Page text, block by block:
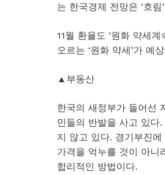
는 한국경제 전망은 ‘흐림
11월 환율도 ‘원화 약세
오르는 ‘원화 약세’가 예
▲부동산
한국의 새정부가 들어선
민들의 반발을 사고 있다
지 않고 있다. 경기부진
가격을 억누를 것이 아니
합리적인 방법이다.